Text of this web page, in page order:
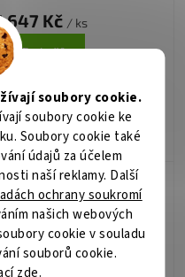
soubory cookie.
soubory cookie ke
Soubory cookie také
údajů za účelem
naší reklamy. Další
ochrany soukromí
našich webových
cookie v souladu
souborů cookie.
zde.
647 Kč / ks
Do košíku
kancelářský, pro
předplatné 1 rok
ročně), CSP -
licence
Tip